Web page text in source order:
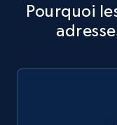
Pourquoi